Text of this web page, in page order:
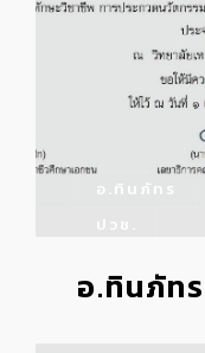
อ.ทินภัทร
ปวช.
อ.ทินภัทร